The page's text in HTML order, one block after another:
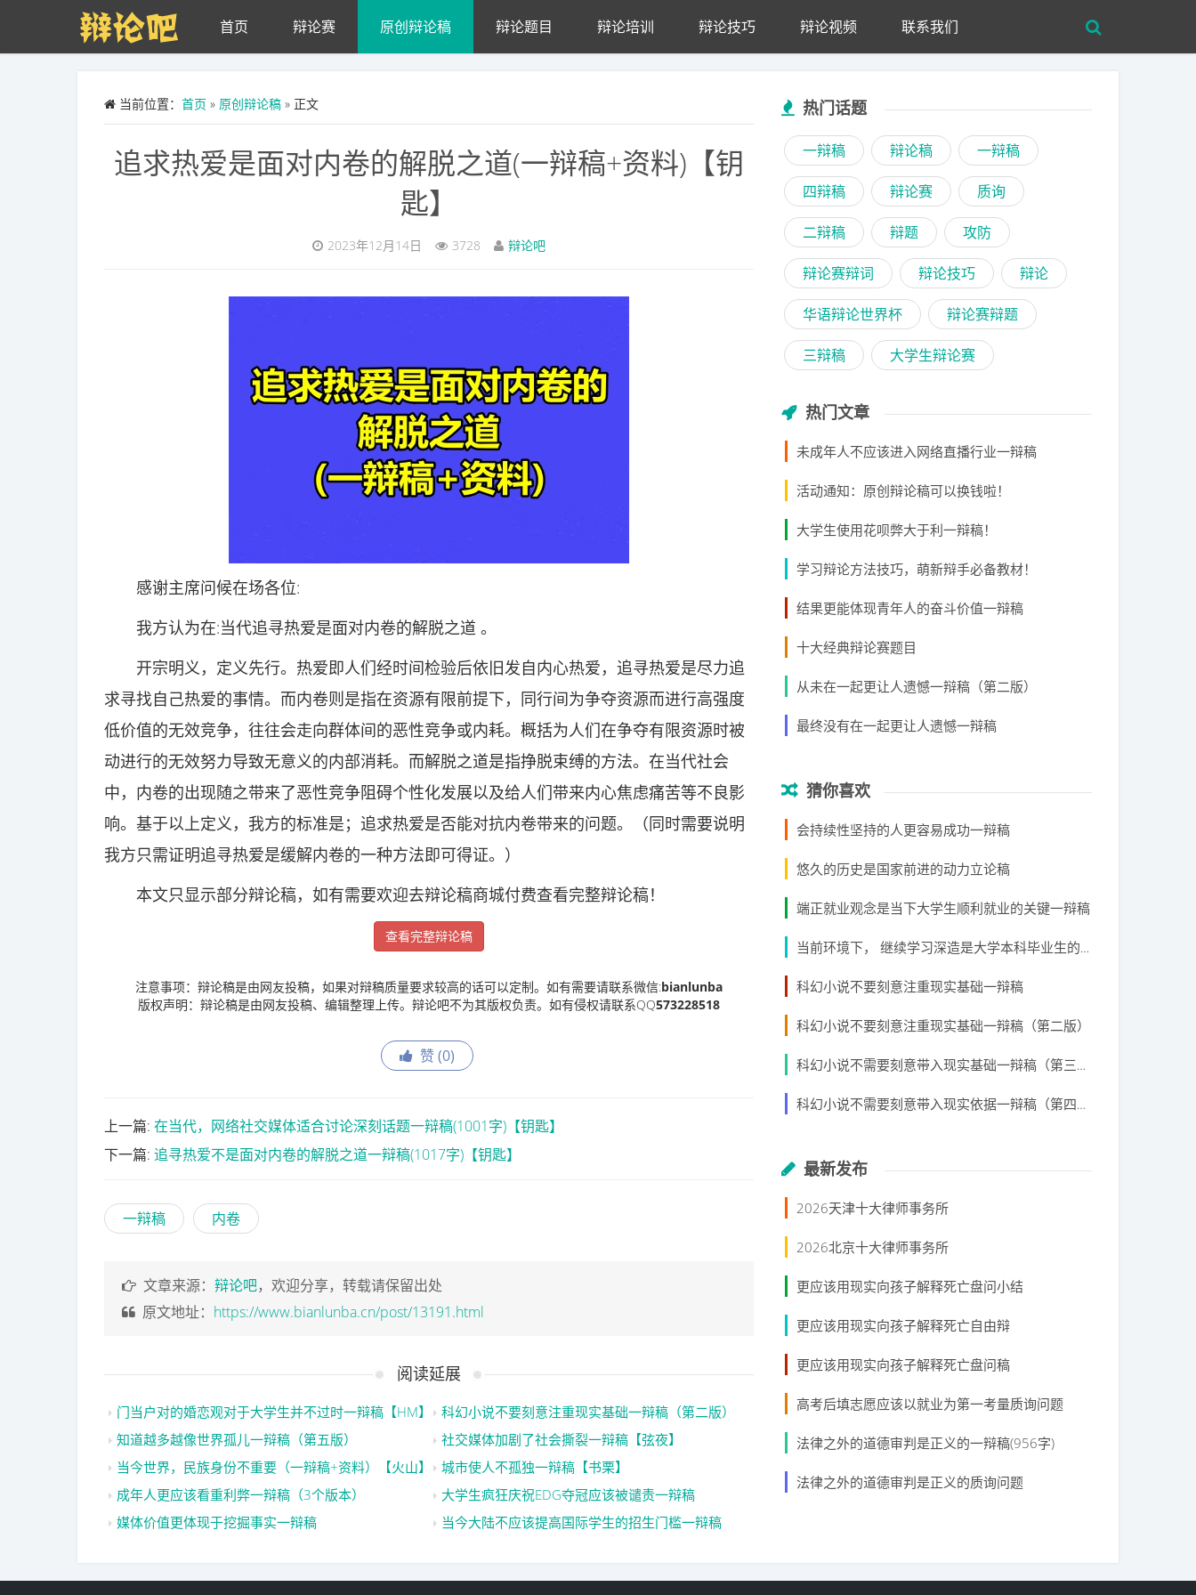
Skip to main content
首页 辩论赛 原创辩论稿 辩论题目 辩论培训 辩论技巧 辩论视频 联系我们
当前位置： 首页 » 原创辩论稿 » 正文
追求热爱是面对内卷的解脱之道(一辩稿+资料)【钥
匙】
2023年12月14日 3728 辩论吧
感谢主席问候在场各位:
我方认为在:当代追寻热爱是面对内卷的解脱之道 。
开宗明义，定义先行。热爱即人们经时间检验后依旧发自内心热爱，追寻热爱是尽力追
求寻找自己热爱的事情。而内卷则是指在资源有限前提下，同行间为争夺资源而进行高强度
低价值的无效竞争，往往会走向群体间的恶性竞争或内耗。概括为人们在争夺有限资源时被
动进行的无效努力导致无意义的内部消耗。而解脱之道是指挣脱束缚的方法。在当代社会
中，内卷的出现随之带来了恶性竞争阻碍个性化发展以及给人们带来内心焦虑痛苦等不良影
响。基于以上定义，我方的标准是；追求热爱是否能对抗内卷带来的问题。（同时需要说明
我方只需证明追寻热爱是缓解内卷的一种方法即可得证。）
本文只显示部分辩论稿，如有需要欢迎去辩论稿商城付费查看完整辩论稿！
查看完整辩论稿
注意事项：辩论稿是由网友投稿，如果对辩稿质量要求较高的话可以定制。如有需要请联系微信:bianlunba
版权声明：辩论稿是由网友投稿、编辑整理上传。辩论吧不为其版权负责。如有侵权请联系QQ573228518
赞 (0)
上一篇: 在当代，网络社交媒体适合讨论深刻话题一辩稿(1001字)【钥匙】
下一篇: 追寻热爱不是面对内卷的解脱之道一辩稿(1017字)【钥匙】
一辩稿 内卷
文章来源： 辩论吧，欢迎分享，转载请保留出处
原文地址： https://www.bianlunba.cn/post/13191.html
阅读延展
门当户对的婚恋观对于大学生并不过时一辩稿【HM】
科幻小说不要刻意注重现实基础一辩稿（第二版）
知道越多越像世界孤儿一辩稿（第五版）
社交媒体加剧了社会撕裂一辩稿【弦夜】
当今世界，民族身份不重要（一辩稿+资料）【火山】
城市使人不孤独一辩稿【书栗】
成年人更应该看重利弊一辩稿（3个版本）
大学生疯狂庆祝EDG夺冠应该被谴责一辩稿
媒体价值更体现于挖掘事实一辩稿
当今大陆不应该提高国际学生的招生门槛一辩稿
热门话题
一辩稿 辩论稿 一辩稿
四辩稿 辩论赛 质询
二辩稿 辩题 攻防
辩论赛辩词 辩论技巧 辩论
华语辩论世界杯 辩论赛辩题
三辩稿 大学生辩论赛
热门文章
未成年人不应该进入网络直播行业一辩稿
活动通知：原创辩论稿可以换钱啦！
大学生使用花呗弊大于利一辩稿！
学习辩论方法技巧，萌新辩手必备教材！
结果更能体现青年人的奋斗价值一辩稿
十大经典辩论赛题目
从未在一起更让人遗憾一辩稿（第二版）
最终没有在一起更让人遗憾一辩稿
猜你喜欢
会持续性坚持的人更容易成功一辩稿
悠久的历史是国家前进的动力立论稿
端正就业观念是当下大学生顺利就业的关键一辩稿
当前环境下， 继续学习深造是大学本科毕业生的更优选择一辩稿（第五版）
科幻小说不要刻意注重现实基础一辩稿
科幻小说不要刻意注重现实基础一辩稿（第二版）
科幻小说不需要刻意带入现实基础一辩稿（第三版）
科幻小说不需要刻意带入现实依据一辩稿（第四版）
最新发布
2026天津十大律师事务所
2026北京十大律师事务所
更应该用现实向孩子解释死亡盘问小结
更应该用现实向孩子解释死亡自由辩
更应该用现实向孩子解释死亡盘问稿
高考后填志愿应该以就业为第一考量质询问题
法律之外的道德审判是正义的一辩稿(956字)
法律之外的道德审判是正义的质询问题